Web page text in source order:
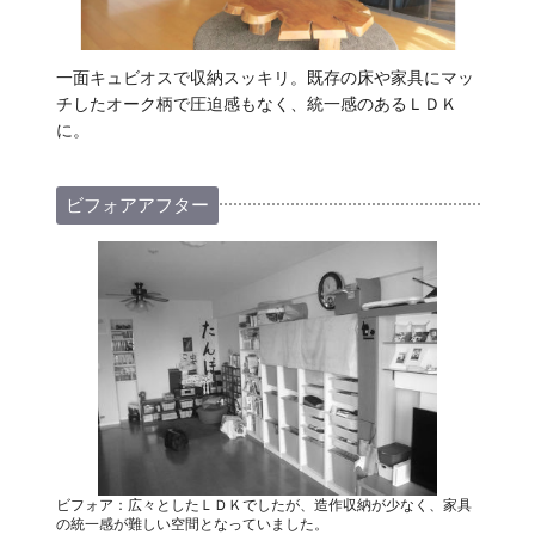
一面キュビオスで収納スッキリ。既存の床や家具にマッ
チしたオーク柄で圧迫感もなく、統一感のあるＬＤＫ
に。
ビフォアアフター
ビフォア：広々としたＬＤＫでしたが、造作収納が少なく、家具
の統一感が難しい空間となっていました。